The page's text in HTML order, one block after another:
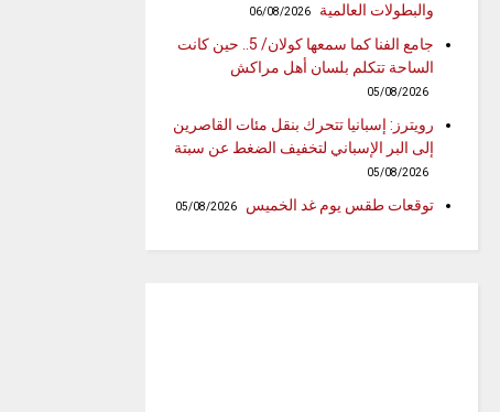
والبطولات العالمية
06/08/2026
جامع الفنا كما سمعها كولان/ 5.. حين كانت
الساحة تتكلم بلسان أهل مراكش
05/08/2026
رويترز: إسبانيا تتحرك بنقل مئات القاصرين
إلى البر الإسباني لتخفيف الضغط عن سبتة
05/08/2026
توقعات طقس يوم غد الخميس 05/08/2026